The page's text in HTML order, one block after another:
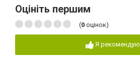
Оцініть першим
(0 оцінок)
Я рекомендую